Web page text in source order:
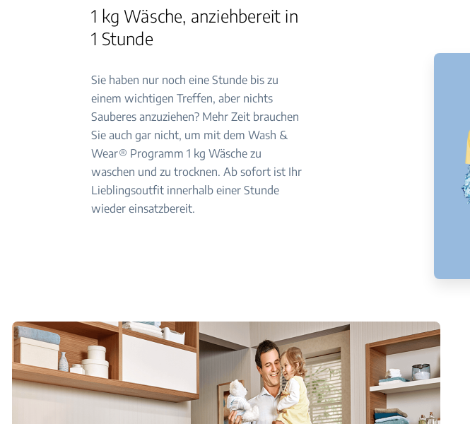
1 kg Wäsche, anziehbereit in
1 Stunde
Sie haben nur noch eine Stunde bis zu
einem wichtigen Treffen, aber nichts
Sauberes anzuziehen? Mehr Zeit brauchen
Sie auch gar nicht, um mit dem Wash &
Wear® Programm 1 kg Wäsche zu
waschen und zu trocknen. Ab sofort ist Ihr
Lieblingsoutfit innerhalb einer Stunde
wieder einsatzbereit.